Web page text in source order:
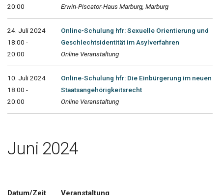
20:00
Erwin-Piscator-Haus Marburg, Marburg
24. Juli 2024
18:00 -
20:00
Online-Schulung hfr: Sexuelle Orientierung und
Geschlechtsidentität im Asylverfahren
Online Veranstaltung
10. Juli 2024
18:00 -
20:00
Online-Schulung hfr: Die Einbürgerung im neuen
Staatsangehörigkeitsrecht
Online Veranstaltung
Juni 2024
Datum/Zeit Veranstaltung